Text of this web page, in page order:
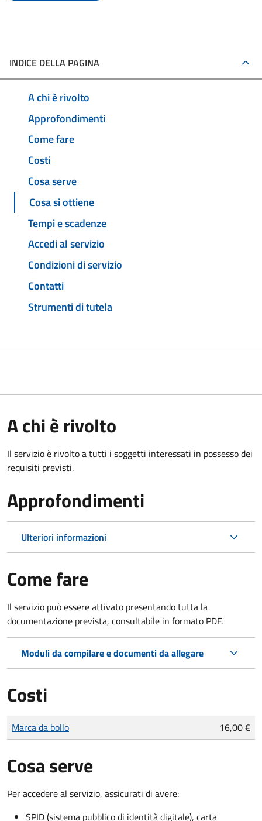
INDICE DELLA PAGINA
A chi è rivolto
Approfondimenti
Come fare
Costi
Cosa serve
Cosa si ottiene
Tempi e scadenze
Accedi al servizio
Condizioni di servizio
Contatti
Strumenti di tutela
A chi è rivolto
Il servizio è rivolto a tutti i soggetti interessati in possesso dei
requisiti previsti.
Approfondimenti
Ulteriori informazioni
Come fare
Il servizio può essere attivato presentando tutta la
documentazione prevista, consultabile in formato PDF.
Moduli da compilare e documenti da allegare
Costi
Tipo di pagamento
Importo
Marca da bollo 16,00 €
Cosa serve
Per accedere al servizio, assicurati di avere:
SPID (sistema pubblico di identità digitale), carta